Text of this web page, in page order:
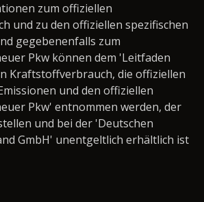
zum offiziellen
und zu den offiziellen spezifischen
gegebenenfalls zum
Pkw können dem 'Leitfaden
Kraftstoffverbrauch, die offiziellen
und den offiziellen
Pkw' entnommen werden, der
und bei der 'Deutschen
GmbH' unentgeltlich erhältlich ist